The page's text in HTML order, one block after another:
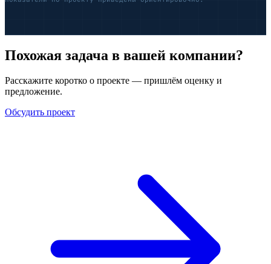
Похожая задача в вашей компании?
Расскажите коротко о проекте — пришлём оценку и
предложение.
Обсудить проект